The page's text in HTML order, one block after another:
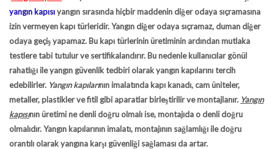
yangın kapısıyangın sırasında hiçbir maddenin diğer odaya sıçramasına
izin vermeyen kapı türleridir. Yangın diğer odaya sıçramaz, duman diğer
odaya geçiş yapamaz. Bu kapı türlerinin üretiminin ardından mutlaka
testlere tabi tutulur ve sertifikalandırır. Bu nedenle kullanıcılar gönül
rahatlığı ile yangın güvenlik tedbiri olarak yangın kapılarını tercih
edebilirler. Yangın kapılarının imalatında kapı kanadı, cam üniteler,
metaller, plastikler ve fitil gibi aparatlar birleştirilir ve montajlanır. Yangın
kapısının üretimi ne denli doğru olmalı ise, montajıda o denli doğru
olmalıdır. Yangın kapılarının imalatı, montajının sağlamlığı ile doğru
orantılı olarak yangına karşı güvenliği sağlaması da artar.